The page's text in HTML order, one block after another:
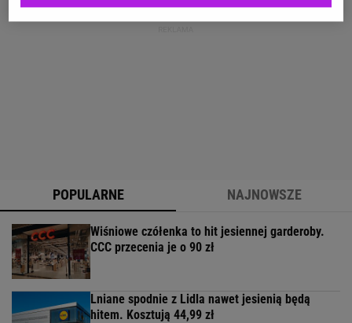
POPULARNE NAJNOWSZE
Wiśniowe czółenka to hit jesiennej garderoby.
CCC przecenia je o 90 zł
Lniane spodnie z Lidla nawet jesienią będą
hitem. Kosztują 44,99 zł